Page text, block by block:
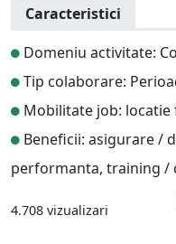
Caracteristici
Domeniu activitate:
Tip colaborare:
Mobilitate job: locatie
Beneficii: asigurare /
performanta, training /
4.708 vizualizari